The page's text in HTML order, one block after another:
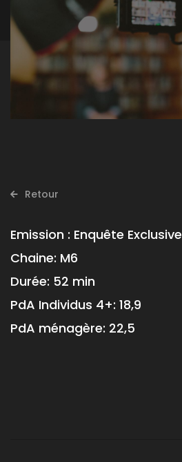
Retour
Emission : Enquête Exclusive
Chaine: M6
Durée: 52 min
PdA Individus 4+: 18,9
PdA ménagère: 22,5